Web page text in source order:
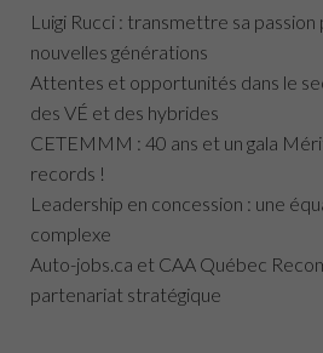
Luigi Rucci : transmettre sa
nouvelles générations
Attentes et opportunités dans le
des VÉ et des hybrides
CETEMMM : 40 ans et un gala
records !
Leadership en concession : une
complexe
Auto-jobs.ca et CAA Québec
partenariat stratégique